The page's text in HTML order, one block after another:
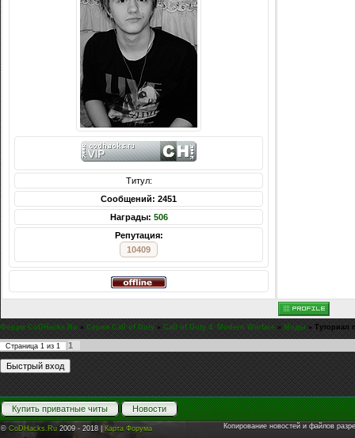
Титул:
Сообщений: 2451
Награды: 506
Репутация:
10409
Форум CoDHacks.Ru » Серия Call of Duty » Call of Duty 4: Modern Warfare » Моды » Туториал
Страница 1 из 1 1
Купить приватные читы Новости
© CoDHacks.Ru 2009 - 2018 | Карта Форума Копирование новостей и файлов